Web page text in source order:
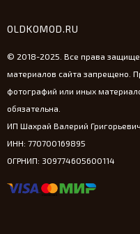
OLDKOMOD.RU
© 2018-2025. Все права
материалов сайта запрещено.
фотографий или иных
обязательна.
ИП Шахрай Валерий Григорьевич
ИНН: 770700169895
ОГРНИП: 309774605600114